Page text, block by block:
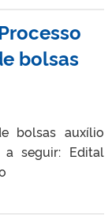
bolsas
bolsas auxílio
a seguir: Edital